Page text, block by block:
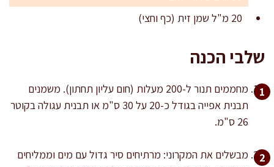
20 מ"ל שמן זית (כף וחצי)
שלבי הכנה
מחממים תנור ל-200 מעלות (חום עליון תחתון). משמנים
תבנית אפייה בגודל כ-20 על 30 ס"מ או תבנית עגולה בקוטר
26 ס"מ.
מבשלים את המקרוני: מרתיחים סיר גדול עם מים וממליחים